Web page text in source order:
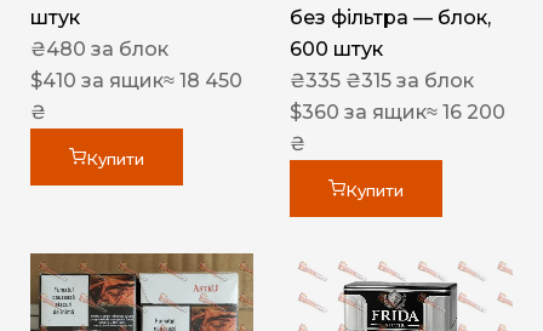
штук
₴480 за блок
$410 за ящик≈ 18 450
₴
Купити
без фільтра — блок,
600 штук
₴335 ₴315 за блок
$360 за ящик≈ 16 200
₴
Купити